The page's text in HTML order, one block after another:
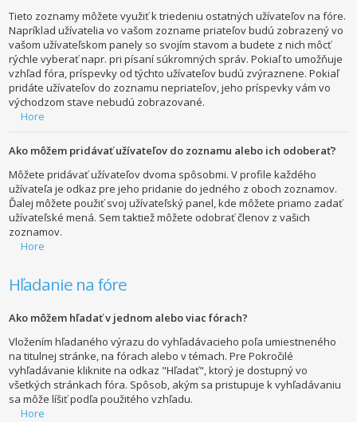
Tieto zoznamy môžete využiť k triedeniu ostatných užívateľov na fóre.
Napríklad užívatelia vo vašom zozname priateľov budú zobrazený vo
vašom užívateľskom panely so svojím stavom a budete z nich môcť
rýchle vyberať napr. pri písaní súkromných správ. Pokiaľ to umožňuje
vzhľad fóra, príspevky od týchto užívateľov budú zvýraznene. Pokiaľ
pridáte užívateľov do zoznamu nepriateľov, jeho príspevky vám vo
východzom stave nebudú zobrazované.
Hore
Ako môžem pridávať užívateľov do zoznamu alebo ich odoberať?
Môžete pridávať užívateľov dvoma spôsobmi. V profile každého
užívateľa je odkaz pre jeho pridanie do jedného z oboch zoznamov.
Ďalej môžete použiť svoj užívateľský panel, kde môžete priamo zadať
užívateľské mená. Sem taktiež môžete odobrať členov z vašich
zoznamov.
Hore
Hľadanie na fóre
Ako môžem hľadať v jednom alebo viac fórach?
Vložením hľadaného výrazu do vyhľadávacieho poľa umiestneného
na titulnej stránke, na fórach alebo v témach. Pre Pokročilé
vyhľadávanie kliknite na odkaz "Hľadať", ktorý je dostupný vo
všetkých stránkach fóra. Spôsob, akým sa pristupuje k vyhľadávaniu
sa môže líšiť podľa použitého vzhľadu.
Hore